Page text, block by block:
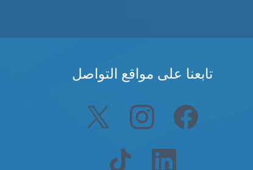
تابعنا على مواقع التواصل